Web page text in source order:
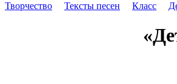
Творчество Тексты песен Класс